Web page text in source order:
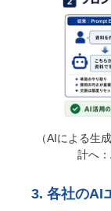
（AIによる生
計へ
3. 各社のAI